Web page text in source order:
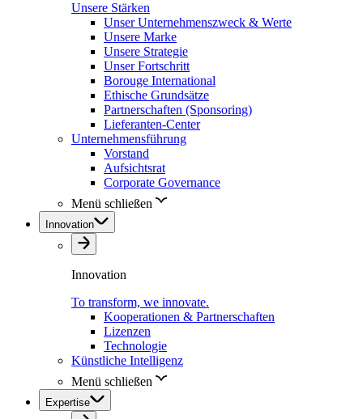
Unsere Stärken
Unser Unternehmenszweck & Werte
Unsere Marke
Unsere Strategie
Unser Fortschritt
Borouge International
Ethische Grundsätze
Partnerschaften (Sponsoring)
Lieferanten-Center
Unternehmensführung
Vorstand
Aufsichtsrat
Corporate Governance
Menü schließen
Innovation
Innovation
To transform, we innovate.
Kooperationen & Partnerschaften
Lizenzen
Technologie
Künstliche Intelligenz
Menü schließen
Expertise